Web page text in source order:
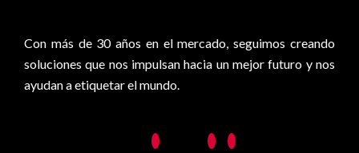
Con más de 30 años en el mercado, seguimos creando
soluciones que nos impulsan hacia un mejor futuro y nos
ayudan a etiquetar el mundo.